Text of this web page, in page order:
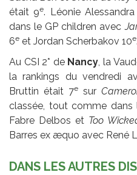
était 9e. Léonie
dans le GP children avec
6e et Jordan Scherbakov 10e.
Au CSI 2* de Nancy, la
la rankings du vendredi
Bruttin était 7esur
classée, tout comme dans
Fabre Delbos et Too
Barres ex æquo avec René
DANS LES AUTRES